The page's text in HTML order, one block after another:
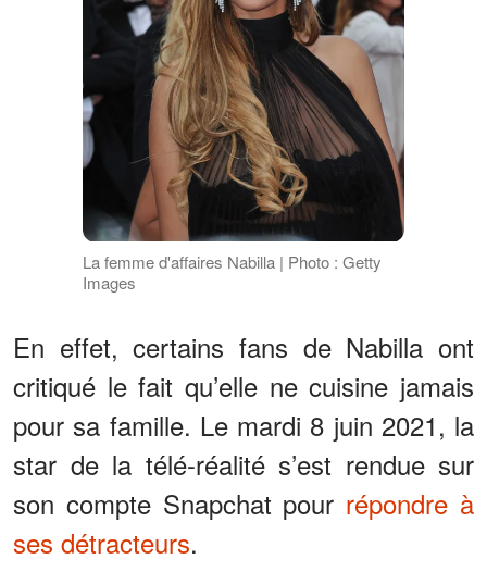
La femme d'affaires Nabilla | Photo : Getty
Images
En effet, certains fans de Nabilla ont
critiqué le fait qu’elle ne cuisine jamais
pour sa famille. Le mardi 8 juin 2021, la
star de la télé-réalité s’est rendue sur
son compte Snapchat pour répondre à
ses détracteurs.